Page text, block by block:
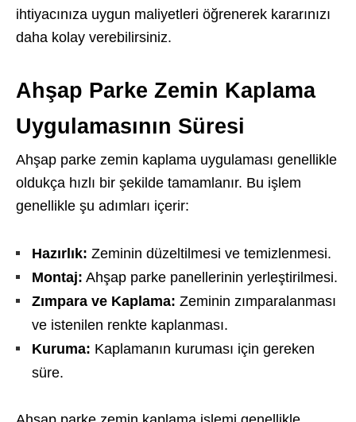
ihtiyacınıza uygun maliyetleri öğrenerek kararınızı
daha kolay verebilirsiniz.
Ahşap Parke Zemin Kaplama
Uygulamasının Süresi
Ahşap parke zemin kaplama uygulaması genellikle
oldukça hızlı bir şekilde tamamlanır. Bu işlem
genellikle şu adımları içerir:
Hazırlık: Zeminin düzeltilmesi ve temizlenmesi.
Montaj: Ahşap parke panellerinin yerleştirilmesi.
Zımpara ve Kaplama: Zeminin zımparalanması
ve istenilen renkte kaplanması.
Kuruma: Kaplamanın kuruması için gereken
süre.